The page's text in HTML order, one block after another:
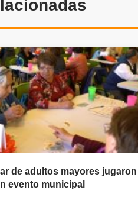
de adultos mayores jugaron
evento municipal